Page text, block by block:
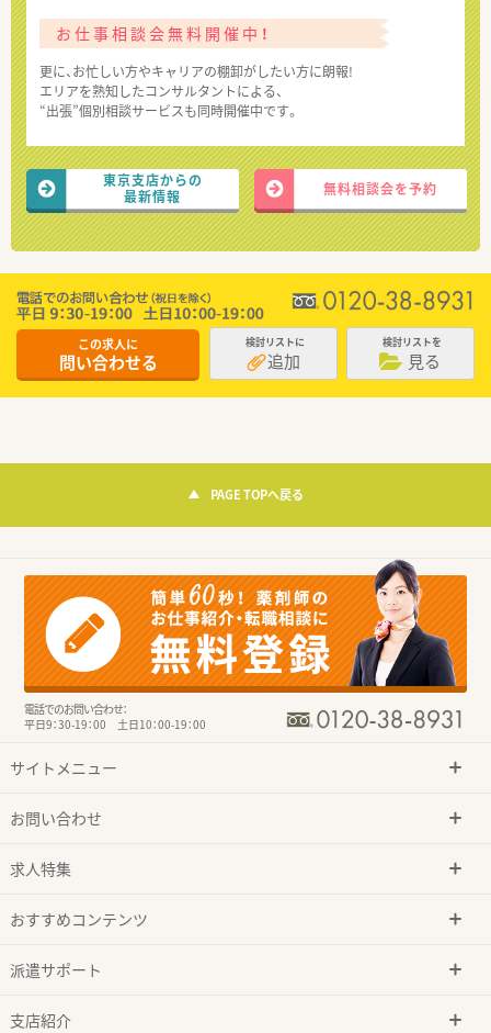
お仕事相談会無料開催中！
更に、お忙しい方やキャリアの棚卸がしたい方に朗報!
エリアを熟知したコンサルタントによる、
“出張”個別相談サービスも同時開催中です。
東京支店からの
最新情報
無料相談会を予約
この求人に
問い合わせる
検討リストに
追加
検討リストを
見る
PAGE TOPへ戻る
電話でのお問い合わせ：
平日9：30-19：00 土日10：00-19：00
サイトメニュー
お問い合わせ
求人特集
おすすめコンテンツ
派遣サポート
支店紹介